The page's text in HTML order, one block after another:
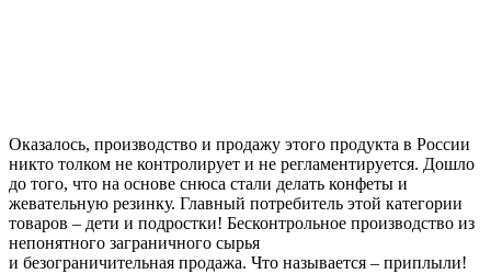
Оказалось, производство и продажу этого продукта в России
никто толком не контролирует и не регламентируется. Дошло
до того, что на основе снюса стали делать конфеты и
жевательную резинку. Главный потребитель этой категории
товаров – дети и подростки! Бесконтрольное производство из
непонятного заграничного сырья
и безограничительная продажа. Что называется – приплыли!